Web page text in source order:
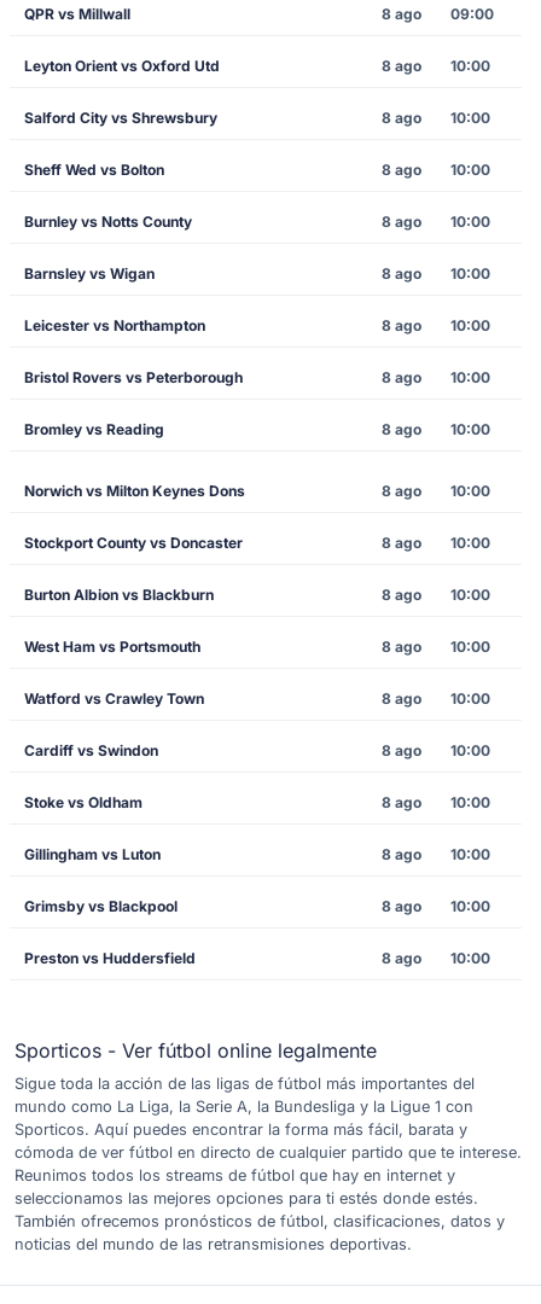
QPR vs Millwall 8 ago 09:00
Leyton Orient vs Oxford Utd 8 ago 10:00
Salford City vs Shrewsbury 8 ago 10:00
Sheff Wed vs Bolton 8 ago 10:00
Burnley vs Notts County 8 ago 10:00
Barnsley vs Wigan 8 ago 10:00
Leicester vs Northampton 8 ago 10:00
Bristol Rovers vs Peterborough 8 ago 10:00
Bromley vs Reading 8 ago 10:00
Norwich vs Milton Keynes Dons 8 ago 10:00
Stockport County vs Doncaster 8 ago 10:00
Burton Albion vs Blackburn 8 ago 10:00
West Ham vs Portsmouth 8 ago 10:00
Watford vs Crawley Town 8 ago 10:00
Cardiff vs Swindon 8 ago 10:00
Stoke vs Oldham 8 ago 10:00
Gillingham vs Luton 8 ago 10:00
Grimsby vs Blackpool 8 ago 10:00
Preston vs Huddersfield 8 ago 10:00
Sporticos - Ver fútbol online legalmente
Sigue toda la acción de las ligas de fútbol más importantes del
mundo como La Liga, la Serie A, la Bundesliga y la Ligue 1 con
Sporticos. Aquí puedes encontrar la forma más fácil, barata y
cómoda de ver fútbol en directo de cualquier partido que te interese.
Reunimos todos los streams de fútbol que hay en internet y
seleccionamos las mejores opciones para ti estés donde estés.
También ofrecemos pronósticos de fútbol, clasificaciones, datos y
noticias del mundo de las retransmisiones deportivas.